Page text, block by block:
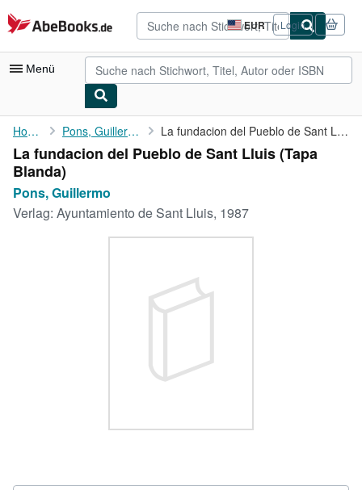
Zum Hauptinhalt
AbeBooks.de EUR
Seite
der
Einkaufseinstellungen.
Login
Menü
Nutzerkonto
Meine Bestellungen
Detailsuche
Sammlungen
Antiquarische Bücher
SCHLIESSEN
Home Pons, Guillermo La fundacion del Pueblo de Sant Lluis
La fundacion del Pueblo de Sant Lluis (Tapa
Blanda)
Pons, Guillermo
Verlag: Ayuntamiento de Sant Lluis, 1987